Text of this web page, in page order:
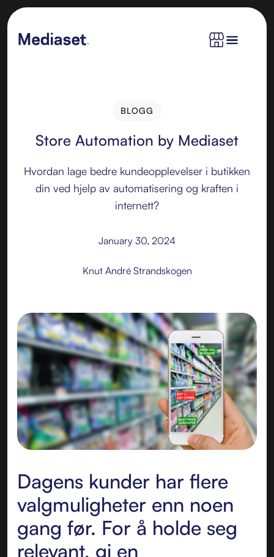
BLOGG
Store Automation by Mediaset
Hvordan lage bedre kundeopplevelser i butikken
din ved hjelp av automatisering og kraften i
internett?
January 30, 2024
Knut André Strandskogen
Dagens kunder har flere
valgmuligheter enn noen
gang før. For å holde seg
relevant, gi en